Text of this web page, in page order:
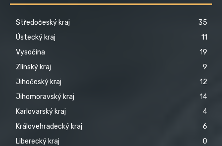
Středočeský kraj
35
Ústecký kraj
11
Vysočina
19
Zlínský kraj
9
Jihočeský kraj
12
Jihomoravský kraj
14
Karlovarský kraj
4
Královehradecký kraj
6
Liberecký kraj
0